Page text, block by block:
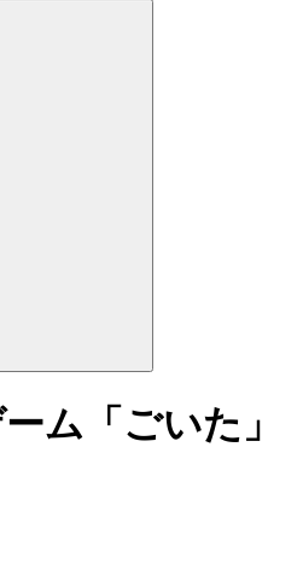
ム「ごいた」